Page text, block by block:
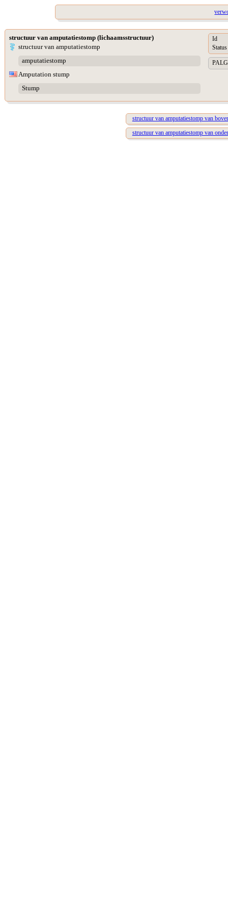
structuur van amputatiestomp (lichaamsstructuur)
structuur van amputatiestomp
amputatiestomp
Amputation stump
Stump
Id
Status
structuur van amputatiestomp van
structuur van amputatiestomp van